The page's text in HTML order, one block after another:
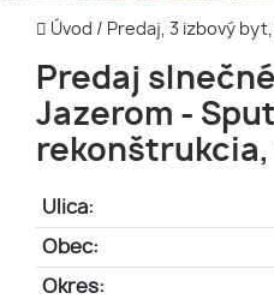
Úvod / Predaj, 3 izbový
Predaj
Jazerom -
rekonštrukcia,
Ulica:
Obec:
Okres: